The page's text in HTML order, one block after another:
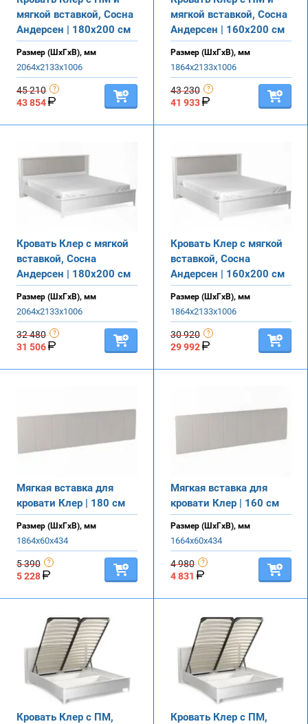
мягкой вставкой, Сосна
Андерсен | 180х200 см
Размер (ШхГхВ), мм
2064х2133х1006
45 210
43 854
мягкой вставкой, Сосна
Андерсен | 160х200 см
Размер (ШхГхВ), мм
1864х2133х1006
43 230
41 933
Кровать Клер с мягкой
вставкой, Сосна
Андерсен | 180х200 см
Размер (ШхГхВ), мм
2064х2133х1006
32 480
31 506
Кровать Клер с мягкой
вставкой, Сосна
Андерсен | 160х200 см
Размер (ШхГхВ), мм
1864х2133х1006
30 920
29 992
Мягкая вставка для
кровати Клер | 180 см
Размер (ШхГхВ), мм
1864х60х434
5 390
5 228
Мягкая вставка для
кровати Клер | 160 см
Размер (ШхГхВ), мм
1664х60х434
4 980
4 831
Кровать Клер с ПМ,
Кровать Клер с ПМ,